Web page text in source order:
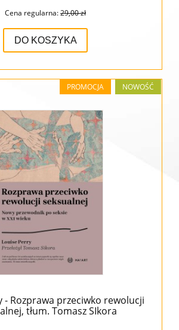
Cena regularna:29,00 zł
DO KOSZYKA
- Rozprawa przeciwko rewolucji
tłum. Tomasz SIkora
PROMOCJA NOWOŚĆ